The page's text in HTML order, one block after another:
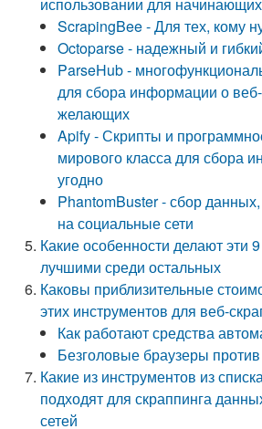
ScrapingBee - Для тех, кому
Octoparse - надежный и
ParseHub -
для сбора информации о
желающих
Apify - Скрипты и
мирового класса для сбора
угодно
PhantomBuster - сбор
на социальные сети
Какие особенности делают эти
лучшими среди остальных
Каковы приблизительные
этих инструментов для веб-
Как работают средства
Безголовые браузеры против
Какие из инструментов из
подходят для скраппинга
сетей